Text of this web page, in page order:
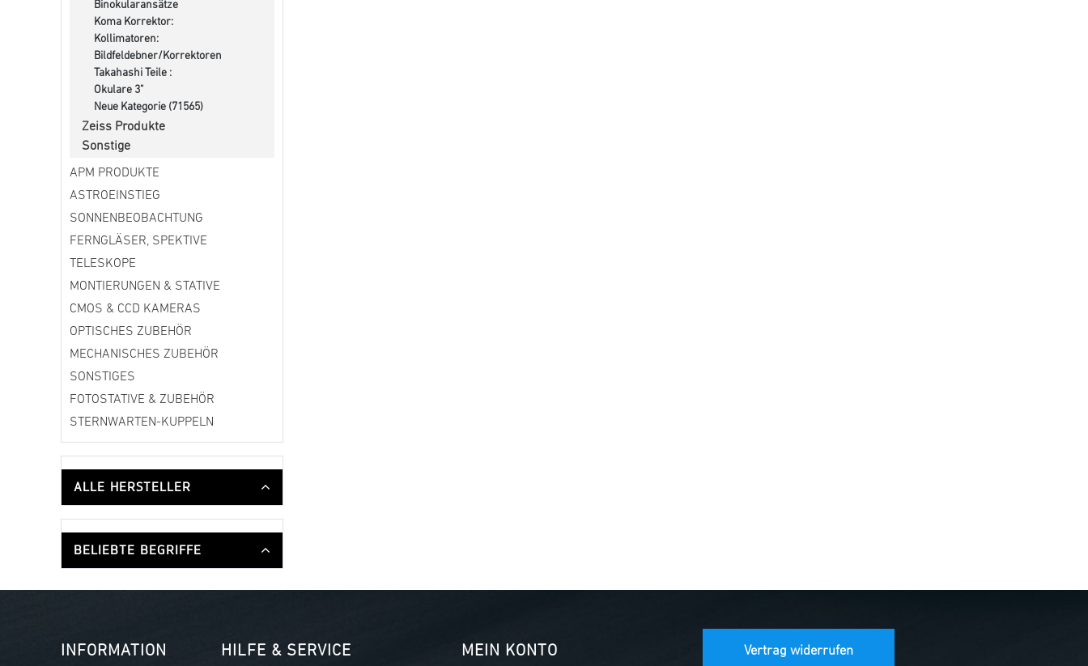
Binokularansätze
Koma Korrektor:
Kollimatoren:
Bildfeldebner/Korrektoren
Takahashi Teile :
Okulare 3"
Neue Kategorie (71565)
Zeiss Produkte
Sonstige
APM PRODUKTE
ASTROEINSTIEG
SONNENBEOBACHTUNG
FERNGLÄSER, SPEKTIVE
TELESKOPE
MONTIERUNGEN & STATIVE
CMOS & CCD KAMERAS
OPTISCHES ZUBEHÖR
MECHANISCHES ZUBEHÖR
SONSTIGES
FOTOSTATIVE & ZUBEHÖR
STERNWARTEN-KUPPELN
ALLE HERSTELLER
BELIEBTE BEGRIFFE
INFORMATION HILFE & SERVICE MEIN KONTO Vertrag widerrufen